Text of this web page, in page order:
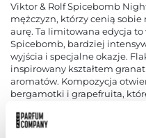
Viktor & Rolf Spicebomb
mężczyzn, którzy cenią
aurę. Ta limitowana edycja
Spicebomb, bardziej
wyjścia i specjalne okazje.
inspirowany kształtem
aromatów. Kompozycja
bergamotki i grapefruita,
muszkatołową. To one
energię i tajemnicę. Bazę